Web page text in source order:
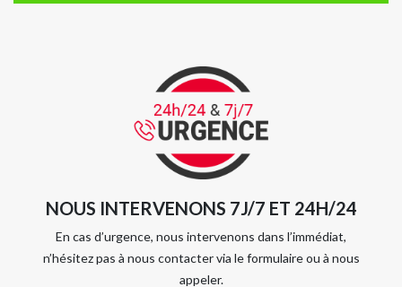
NOUS INTERVENONS 7J/7 ET 24H/24
En cas d’urgence, nous intervenons dans l’immédiat,
n’hésitez pas à nous contacter via le formulaire ou à nous
appeler.